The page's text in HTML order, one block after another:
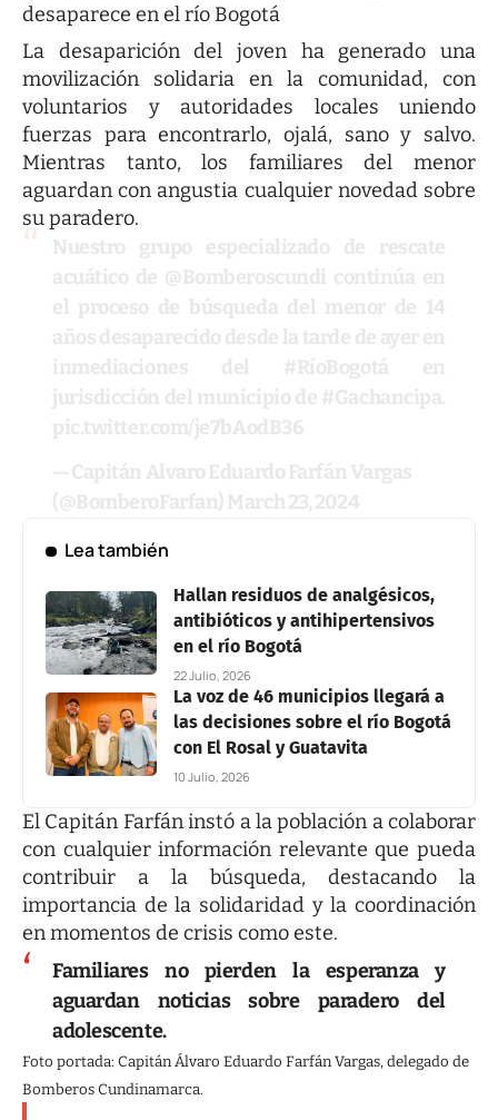
desaparece en el río Bogotá
La desaparición del joven ha generado una
movilización solidaria en la comunidad, con
voluntarios y autoridades locales uniendo
fuerzas para encontrarlo, ojalá, sano y salvo.
Mientras tanto, los familiares del menor
aguardan con angustia cualquier novedad sobre
su paradero.
Lea también
Hallan residuos de analgésicos,
antibióticos y antihipertensivos
en el río Bogotá
22 Julio, 2026
La voz de 46 municipios llegará a
las decisiones sobre el río Bogotá
con El Rosal y Guatavita
10 Julio, 2026
El Capitán Farfán instó a la población a colaborar
con cualquier información relevante que pueda
contribuir a la búsqueda, destacando la
importancia de la solidaridad y la coordinación
en momentos de crisis como este.
Familiares no pierden la esperanza y
aguardan noticias sobre paradero del
adolescente.
Foto portada: Capitán Álvaro Eduardo Farfán Vargas, delegado de
Bomberos Cundinamarca.